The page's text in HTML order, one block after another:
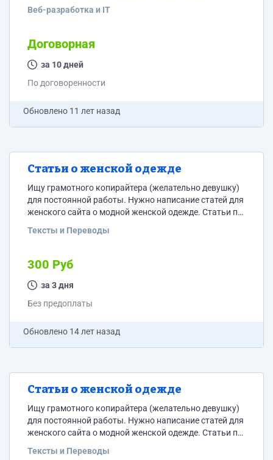
отрисовать и создать интерактивную карту двух
информация (ее внесу сам, нужно только
предусмотреть эту возможность, чтобы было, куда
вносить) Также необходимо будет прислать
что-то изменить, добавить, убрать, переименовать.
Веб-разработка и IT
Договорная
за 10 дней
По договоренности
Обновлено 11 лет назад
Статьи о женской одежде
Ищу грамотного копирайтера (желательно девушку)
для постоянной работы. Нужно написание статей для
женского сайта о модной женской одежде. Статьи по
символов без пробела. По 1 статье в 2-3 дня. Оплата -
получит каждый желающий, сотрудничать буду с
теми, кто пишет интересные статьи со 98%
уникальностью по Etxt. Примеры:...
Тексты и Переводы
300 Руб
за 3 дня
Без предоплаты
Обновлено 14 лет назад
Статьи о женской одежде
Ищу грамотного копирайтера (желательно девушку)
для постоянной работы. Нужно написание статей для
женского сайта о модной женской одежде. Статьи по
символов без пробела. По 1 статье в 1-2 дня. Оплата -
Тексты и Переводы